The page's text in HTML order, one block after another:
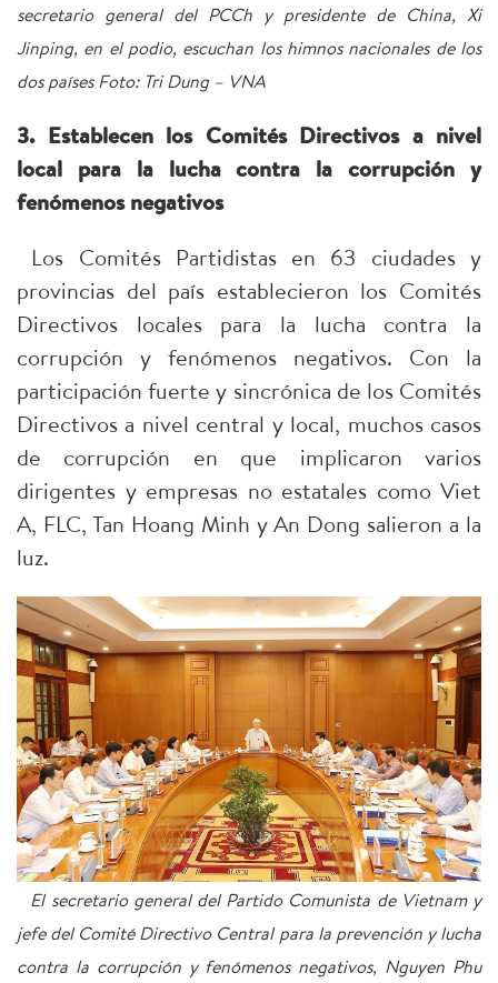
secretario general del PCCh y presidente de China, Xi
Jinping, en el podio, escuchan los himnos nacionales de los
dos países Foto: Tri Dung – VNA
3. Establecen los Comités Directivos a nivel
local para la lucha contra la corrupción y
fenómenos negativos
Los Comités Partidistas en 63 ciudades y
provincias del país establecieron los Comités
Directivos locales para la lucha contra la
corrupción y fenómenos negativos. Con la
participación fuerte y sincrónica de los Comités
Directivos a nivel central y local, muchos casos
de corrupción en que implicaron varios
dirigentes y empresas no estatales como Viet
A, FLC, Tan Hoang Minh y An Dong salieron a la
luz.
El secretario general del Partido Comunista de Vietnam y
jefe del Comité Directivo Central para la prevención y lucha
contra la corrupción y fenómenos negativos, Nguyen Phu